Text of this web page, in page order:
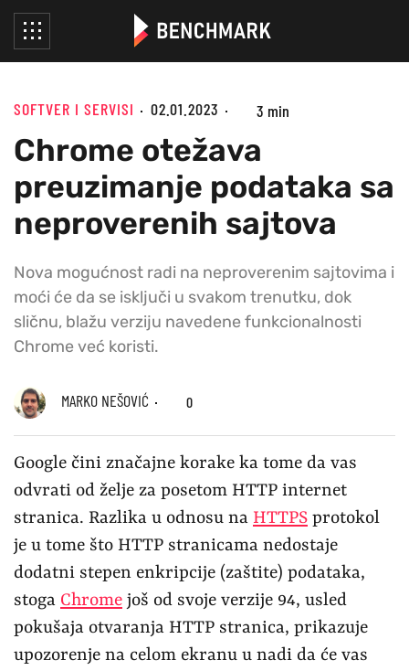
SOFTVER I SERVISI 02.01.2023 3 min
Chrome otežava
preuzimanje podataka sa
neproverenih sajtova
Nova mogućnost radi na neproverenim sajtovima i
moći će da se isključi u svakom trenutku, dok
sličnu, blažu verziju navedene funkcionalnosti
Chrome već koristi.
MARKO NEŠOVIĆ 0
Google čini značajne korake ka tome da vas
odvrati od želje za posetom HTTP internet
stranica. Razlika u odnosu na HTTPS protokol
je u tome što HTTP stranicama nedostaje
dodatni stepen enkripcije (zaštite) podataka,
stoga Chrome još od svoje verzije 94, usled
pokušaja otvaranja HTTP stranica, prikazuje
upozorenje na celom ekranu u nadi da će vas